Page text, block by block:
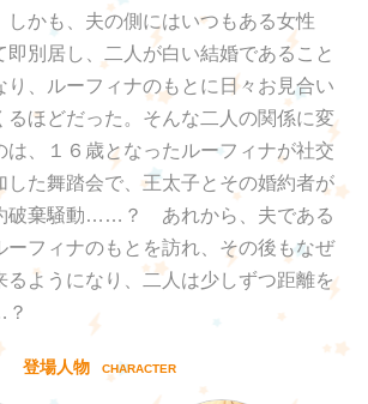
しかも、夫の側にはいつもある女性
別居し、二人が白い結婚であること
り、ルーフィナのもとに日々お見合い
るほどだった。そんな二人の関係に変
は、１６歳となったルーフィナが社交
した舞踏会で、王太子とその婚約者が
破棄騒動……？ あれから、夫である
ーフィナのもとを訪れ、その後もなぜ
るようになり、二人は少しずつ距離を
登場人物 CHARACTER